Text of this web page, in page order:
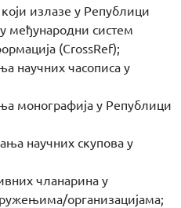
излазе у Републици
међународни систем
(CrossRef);
научних часописа у
монографија у Републици
научних скупова у
чланарина у
организацијама;